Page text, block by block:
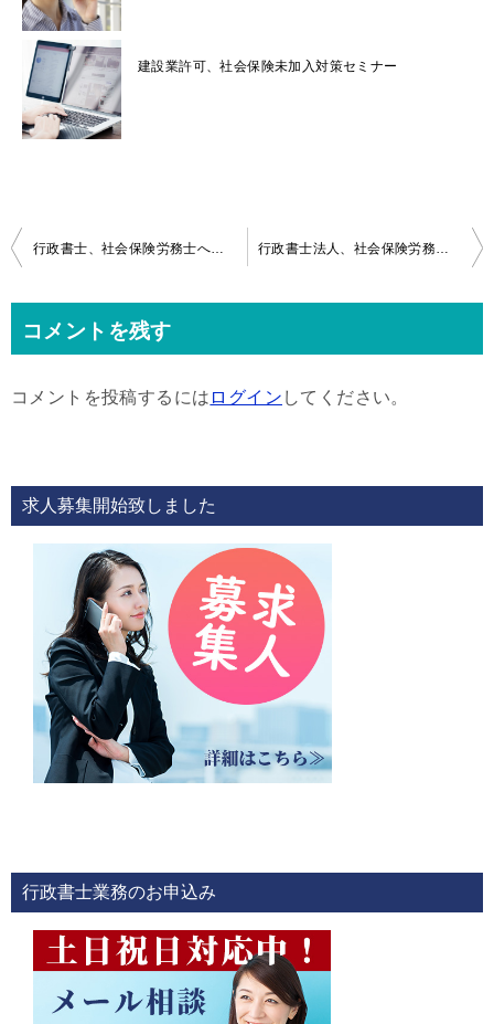
建設業許可、社会保険未加入対策セミナー
投
ビ
ゲ
ョ
ン
行政書士、社会保険労務士へのメール無料相談 行政書士法人、社会保険労務士事務所概要
コメントを残す
コメントを投稿するには ログイン してください。
求人募集開始致しました
行政書士業務のお申込み